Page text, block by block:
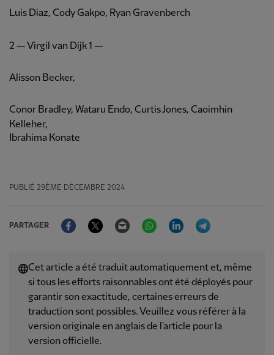
Luis Diaz, Cody Gakpo, Ryan Gravenberch
2 — Virgil van Dijk 1 —
Alisson Becker,
Conor Bradley, Wataru Endo, Curtis Jones, Caoimhin
Kelleher,
Ibrahima Konate
PUBLIÉ 29ÈME DÉCEMBRE 2024
PARTAGER
FacebookTwitter Email WhatsAppLinkedIn
Cet article a été traduit automatiquement et, même
si tous les efforts raisonnables ont été déployés pour
garantir son exactitude, certaines erreurs de
traduction sont possibles. Veuillez vous référer à la
version originale en anglais de l'article pour la
version officielle.